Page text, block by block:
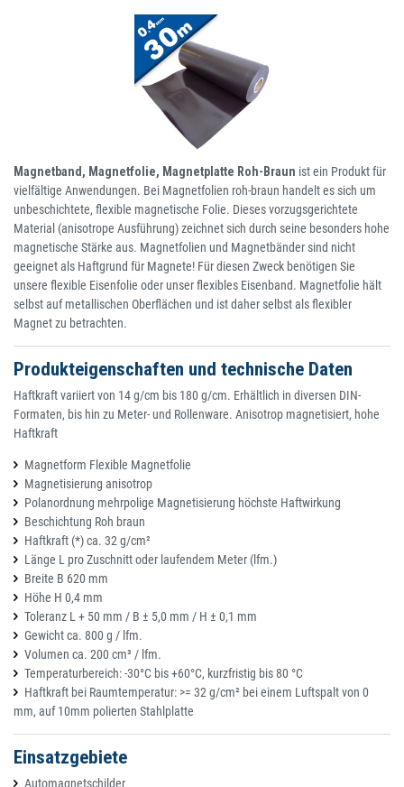
Magnetband, Magnetfolie, Magnetplatte Roh-Braun ist ein Produkt für
vielfältige Anwendungen. Bei Magnetfolien roh-braun handelt es sich um
unbeschichtete, flexible magnetische Folie. Dieses vorzugsgerichtete
Material (anisotrope Ausführung) zeichnet sich durch seine besonders hohe
magnetische Stärke aus. Magnetfolien und Magnetbänder sind nicht
geeignet als Haftgrund für Magnete! Für diesen Zweck benötigen Sie
unsere flexible Eisenfolie oder unser flexibles Eisenband. Magnetfolie hält
selbst auf metallischen Oberflächen und ist daher selbst als flexibler
Magnet zu betrachten.
Produkteigenschaften und technische Daten
Haftkraft variiert von 14 g/cm bis 180 g/cm. Erhältlich in diversen DIN-
Formaten, bis hin zu Meter- und Rollenware. Anisotrop magnetisiert, hohe
Haftkraft
Magnetform Flexible Magnetfolie
Magnetisierung anisotrop
Polanordnung mehrpolige Magnetisierung höchste Haftwirkung
Beschichtung Roh braun
Haftkraft (*) ca. 32 g/cm²
Länge L pro Zuschnitt oder laufendem Meter (lfm.)
Breite B 620 mm
Höhe H 0,4 mm
Toleranz L + 50 mm / B ± 5,0 mm / H ± 0,1 mm
Gewicht ca. 800 g / lfm.
Volumen ca. 200 cm³ / lfm.
Temperaturbereich: -30°C bis +60°C, kurzfristig bis 80 °C
Haftkraft bei Raumtemperatur: >= 32 g/cm² bei einem Luftspalt von 0
mm, auf 10mm polierten Stahlplatte
Einsatzgebiete
Automagnetschilder